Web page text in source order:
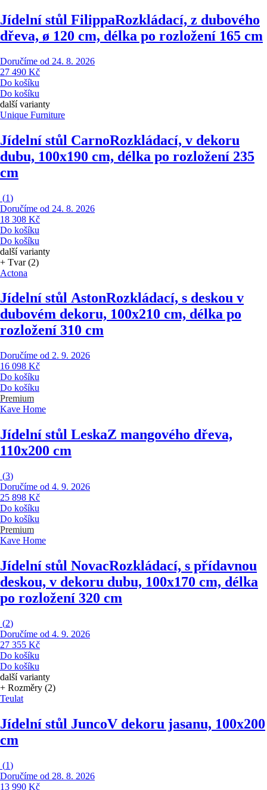
Jídelní stůl FilippaRozkládací, z dubového
dřeva, ø 120 cm, délka po rozložení 165 cm
Doručíme od 24. 8. 2026
27 490 Kč
Do košíku
Do košíku
další varianty
Unique Furniture
Jídelní stůl CarnoRozkládací, v dekoru
dubu, 100x190 cm, délka po rozložení 235
cm
(1)
Doručíme od 24. 8. 2026
18 308 Kč
Do košíku
Do košíku
další varianty
+ Tvar (2)
Actona
Jídelní stůl AstonRozkládací, s deskou v
dubovém dekoru, 100x210 cm, délka po
rozložení 310 cm
Doručíme od 2. 9. 2026
16 098 Kč
Do košíku
Do košíku
Premium
Kave Home
Jídelní stůl LeskaZ mangového dřeva,
110x200 cm
(3)
Doručíme od 4. 9. 2026
25 898 Kč
Do košíku
Do košíku
Premium
Kave Home
Jídelní stůl NovacRozkládací, s přídavnou
deskou, v dekoru dubu, 100x170 cm, délka
po rozložení 320 cm
(2)
Doručíme od 4. 9. 2026
27 355 Kč
Do košíku
Do košíku
další varianty
+ Rozměry (2)
Teulat
Jídelní stůl JuncoV dekoru jasanu, 100x200
cm
(1)
Doručíme od 28. 8. 2026
13 990 Kč